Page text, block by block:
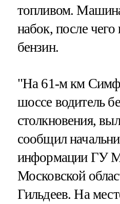
топливом.
набок, после чего
бензин.
"На 61-м км
шоссе водитель
столкновения,
сообщил
информации ГУ
Московской
Гильдеев. На